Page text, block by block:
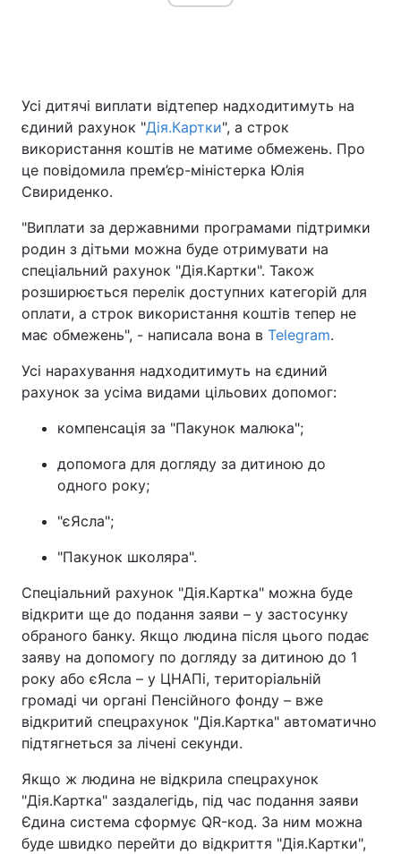
Усі дитячі виплати відтепер надходитимуть на
єдиний рахунок "Дія.Картки", а строк
використання коштів не матиме обмежень. Про
це повідомила прем’єр-міністерка Юлія
Свириденко.
"Виплати за державними програмами підтримки
родин з дітьми можна буде отримувати на
спеціальний рахунок "Дія.Картки". Також
розширюється перелік доступних категорій для
оплати, а строк використання коштів тепер не
має обмежень", - написала вона в Telegram.
Усі нарахування надходитимуть на єдиний
рахунок за усіма видами цільових допомог:
компенсація за "Пакунок малюка";
допомога для догляду за дитиною до
одного року;
"єЯсла";
"Пакунок школяра".
Спеціальний рахунок "Дія.Картка" можна буде
відкрити ще до подання заяви – у застосунку
обраного банку. Якщо людина після цього подає
заяву на допомогу по догляду за дитиною до 1
року або єЯсла – у ЦНАПі, територіальній
громаді чи органі Пенсійного фонду – вже
відкритий спецрахунок "Дія.Картка" автоматично
підтягнеться за лічені секунди.
Якщо ж людина не відкрила спецрахунок
"Дія.Картка" заздалегідь, під час подання заяви
Єдина система сформує QR-код. За ним можна
буде швидко перейти до відкриття "Дія.Картки",